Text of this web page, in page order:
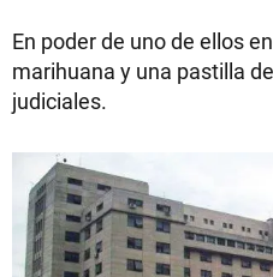
En poder de uno de ellos
marihuana y una pastilla
judiciales.